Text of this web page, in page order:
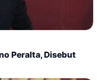
Peralta, Disebut